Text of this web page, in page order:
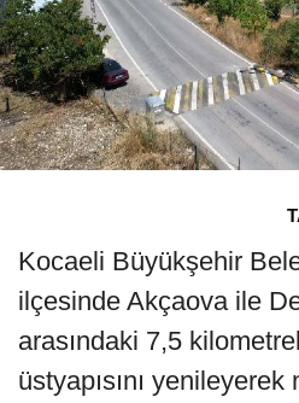
Kocaeli Büyükşehir
ilçesinde Akçaova ile
arasındaki 7,5
üstyapısını